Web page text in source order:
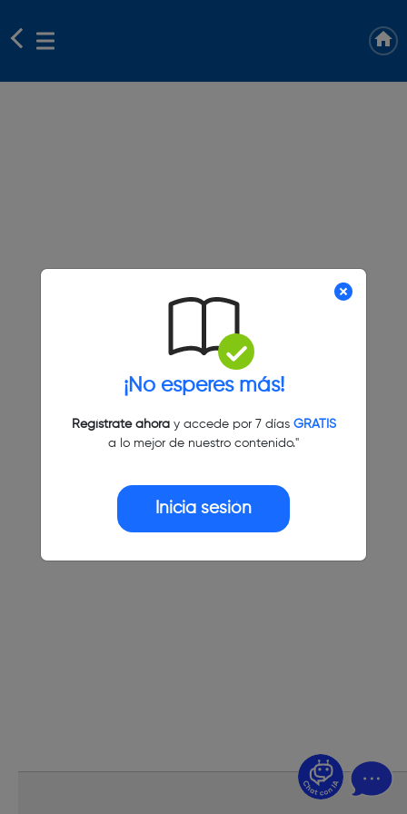
¡No esperes más!
Regístrate ahoray accede por 7 días GRATIS
a lo mejor de nuestro contenido."
Inicia sesión